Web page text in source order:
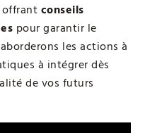
offrant conseils
pour garantir le
les actions à
à intégrer dès
de vos futurs